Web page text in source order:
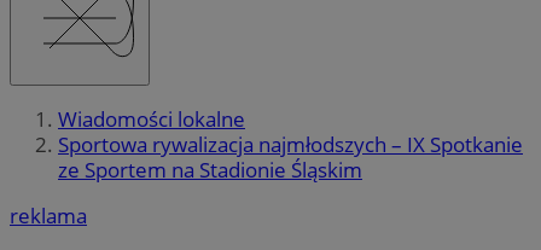
Wiadomości lokalne
Sportowa rywalizacja najmłodszych – IX Spotkanie
ze Sportem na Stadionie Śląskim
reklama